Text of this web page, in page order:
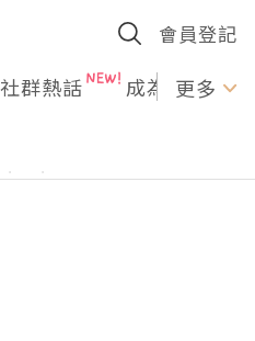
會員登記
社群熱話 成為U更多